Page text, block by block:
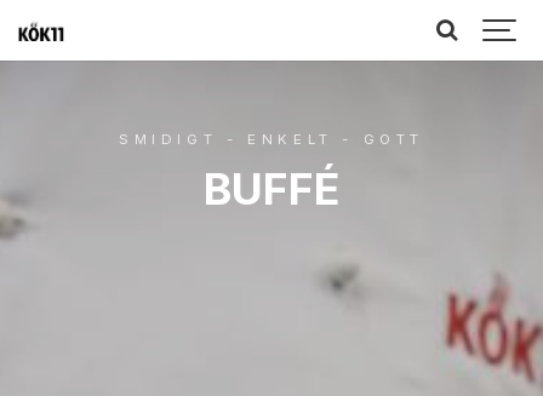
SMIDIGT - ENKELT - GOTT
BUFFÉ